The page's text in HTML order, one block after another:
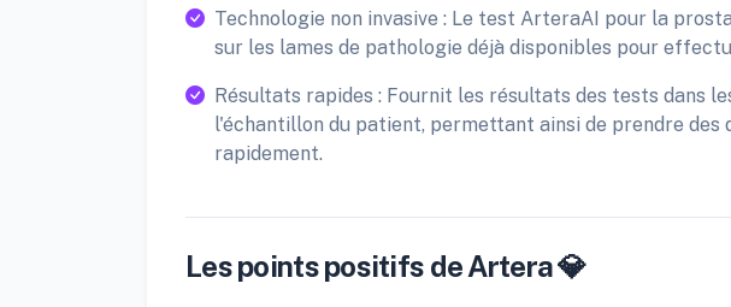
Technologie non invasive : Le test ArteraAI pour la
sur les lames de pathologie déjà disponibles pour
Résultats rapides : Fournit les résultats des tests dans
l'échantillon du patient, permettant ainsi de prendre des
rapidement.
Les points positifs de Artera 💎